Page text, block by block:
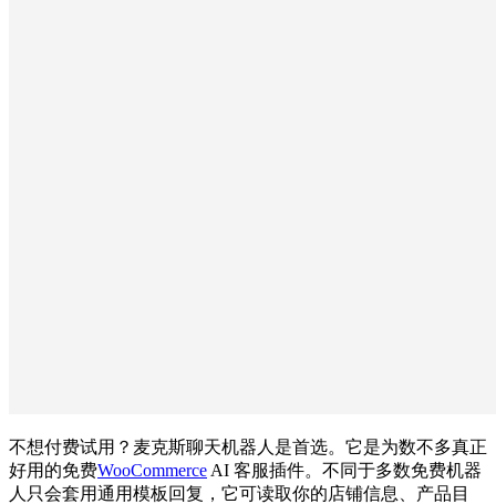
不想付费试用？麦克斯聊天机器人是首选。它是为数不多真正
好用的免费WooCommerce AI 客服插件。不同于多数免费机器
人只会套用通用模板回复，它可读取你的店铺信息、产品目